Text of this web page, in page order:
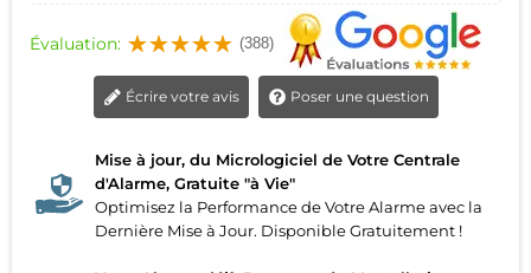
Évaluation: (388)
Écrire votre avis Poser une question
Mise à jour, du Micrologiciel de Votre Centrale
d'Alarme, Gratuite "à Vie"
Optimisez la Performance de Votre Alarme avec la
Dernière Mise à Jour. Disponible Gratuitement !